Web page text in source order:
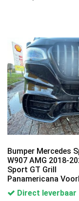
Bumper Mercedes
W907 AMG 2018-
Sport GT Grill
Panamericana
Direct leverbaar